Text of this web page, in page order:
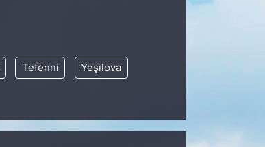
Tefenni Yeşilova